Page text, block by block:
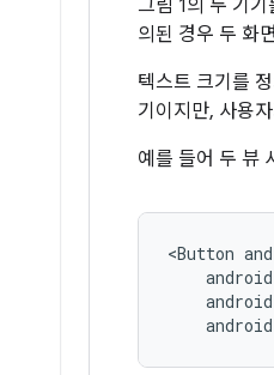
그림 1의 두 기
의된 경우 두 화
텍스트 크기를
기이지만, 사용
예를 들어 두 뷰
<Button